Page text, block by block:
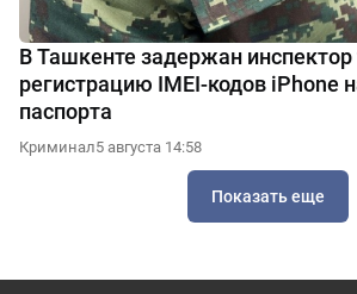
В Ташкенте задержан
регистрацию IMEI-кодов iPhone
паспорта
Криминал5 августа 14:58
Показать еще